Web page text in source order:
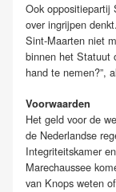
Ook oppositiepartij
over ingrijpen
Sint-Maarten niet
binnen het Statuut
hand te nemen?”,
Voorwaarden
Het geld voor de
de Nederlandse
Integriteitskamer
Marechaussee
van Knops weten